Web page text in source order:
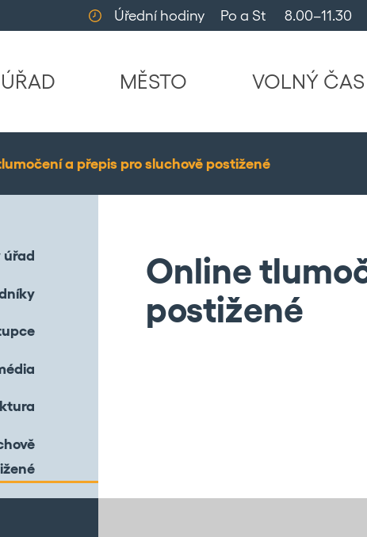
Úřední hodiny     Po a St      8.00–11.30
ÚŘAD MĚSTO VOLNÝ ČAS
a přepis pro sluchově postižené
Online
postižené
úřad